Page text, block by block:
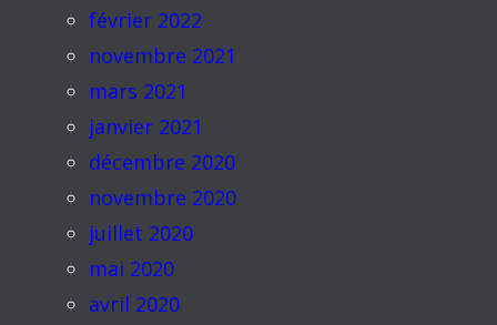
février 2022
novembre 2021
mars 2021
janvier 2021
décembre 2020
novembre 2020
juillet 2020
mai 2020
avril 2020